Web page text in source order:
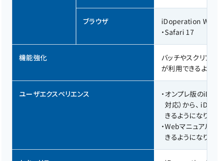
ブラウザ
iDoperation Web
・Safari 17
機能強化
バッチやスクリプ
が利用できるよう
ユーザエクスペリエンス ・オンプレ版の
対応）から、
きるようになりま
・Webマニュアル
きるようになりま